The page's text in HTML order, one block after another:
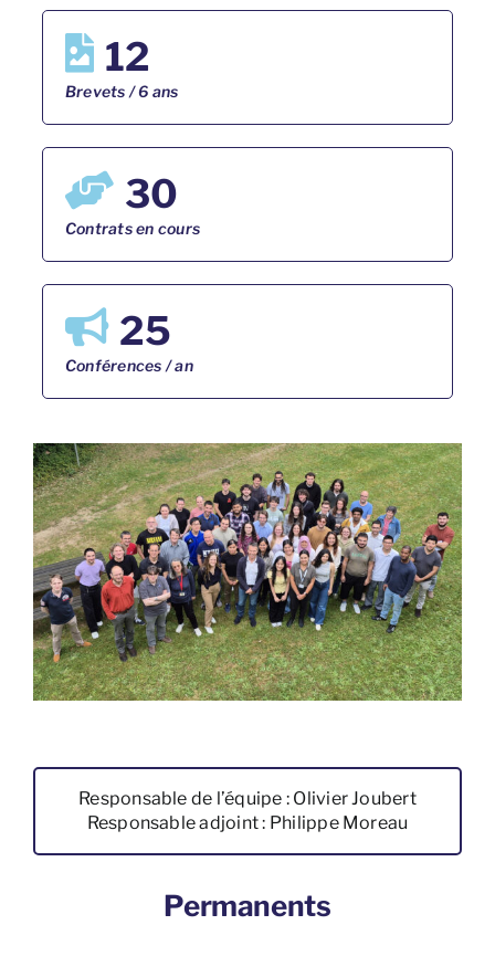
12
Brevets / 6 ans
30
Contrats en cours
25
Conférences / an
Responsable de l’équipe : Olivier Joubert
Responsable adjoint : Philippe Moreau
Permanents